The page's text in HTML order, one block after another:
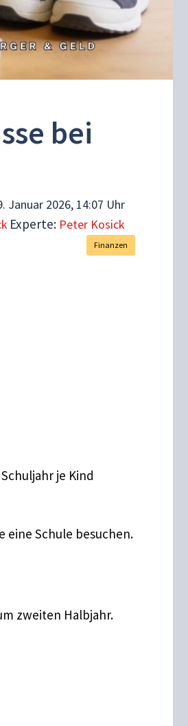
bei
Januar 2026, 14:07 Uhr
Experte: Peter Kosick
Finanzen
je Kind
eine Schule besuchen.
zweiten Halbjahr.